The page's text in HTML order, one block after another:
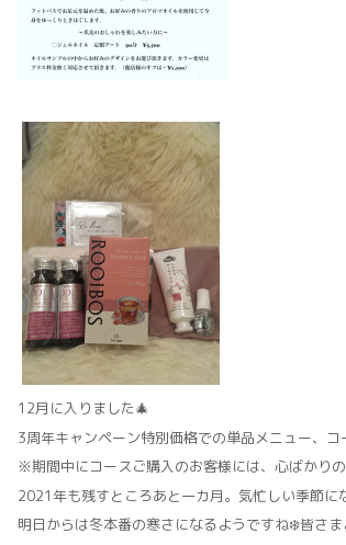
12月に入りました🎄
3周年キャンペーン特別価格での単品メニュー、
※期間中にコースご購入のお客様には、心ばかり
2021年も残すところあと一カ月。気忙しい季節に
明日からは冬本番の寒さになるようですね❄️皆さ